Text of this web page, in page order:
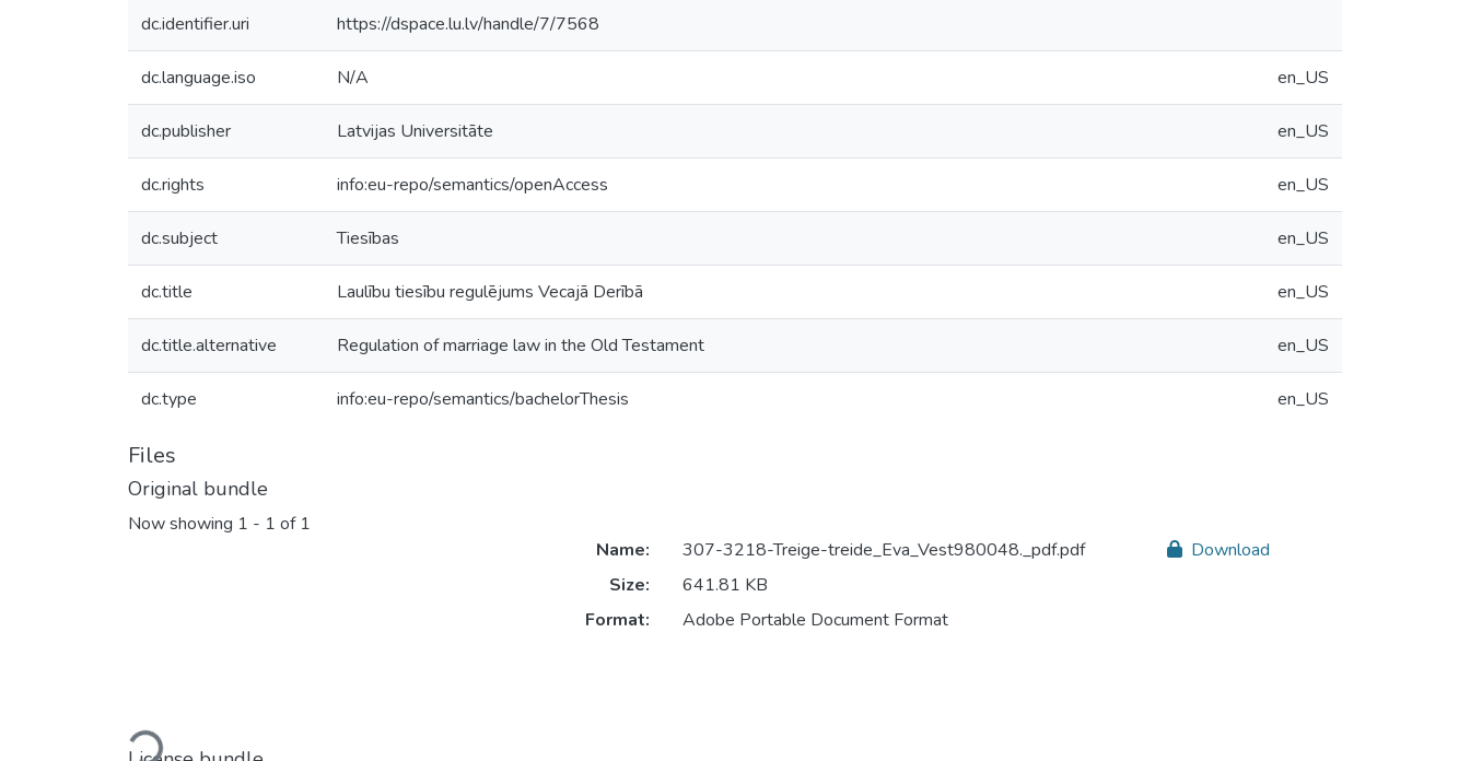
dc.identifier.uri https://dspace.lu.lv/handle/7/7568
dc.language.iso N/A en_US
dc.publisher Latvijas Universitāte en_US
dc.rights info:eu-repo/semantics/openAccess en_US
dc.subject Tiesības en_US
dc.title Laulību tiesību regulējums Vecajā Derībā en_US
dc.title.alternative Regulation of marriage law in the Old Testament en_US
dc.type info:eu-repo/semantics/bachelorThesis en_US
Files
Original bundle
Now showing 1 - 1 of 1
Name:
307-3218-Treige-treide_Eva_Vest980048._pdf.pdf
Size:
641.81 KB
Format:
Adobe Portable Document Format
Download